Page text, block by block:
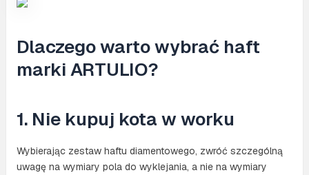
Dlaczego warto wybrać haft
marki ARTULIO?
1. Nie kupuj kota w worku
Wybierając zestaw haftu diamentowego, zwróć szczególną
uwagę na wymiary pola do wyklejania, a nie na wymiary